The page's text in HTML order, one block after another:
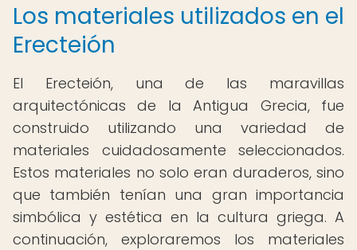
Los materiales utilizados en el
Erecteión
El Erecteión, una de las maravillas
arquitectónicas de la Antigua Grecia, fue
construido utilizando una variedad de
materiales cuidadosamente seleccionados.
Estos materiales no solo eran duraderos, sino
que también tenían una gran importancia
simbólica y estética en la cultura griega. A
continuación, exploraremos los materiales